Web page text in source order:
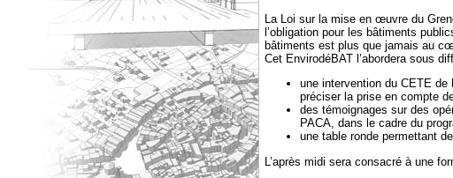
La Loi sur la mise en œuvre du
l’obligation pour les bâtiments
bâtiments est plus que jamais au
Cet EnvirodéBAT l’abordera sous
une intervention du CETE de
préciser la prise en compte
des témoignages sur des
PACA, dans le cadre du
une table ronde permettant
L’après midi sera consacré à une